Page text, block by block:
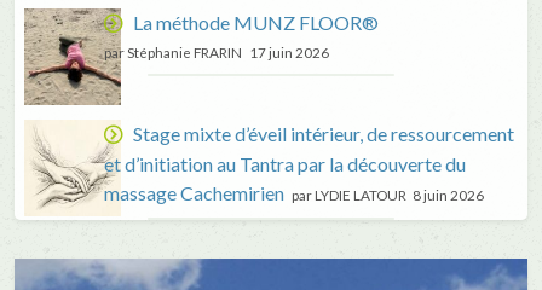
La méthode MUNZ FLOOR®
par Stéphanie FRARIN 17 juin 2026
Stage mixte d’éveil intérieur, de ressourcement
et d’initiation au Tantra par la découverte du
massage Cachemirien par LYDIE LATOUR 8 juin 2026